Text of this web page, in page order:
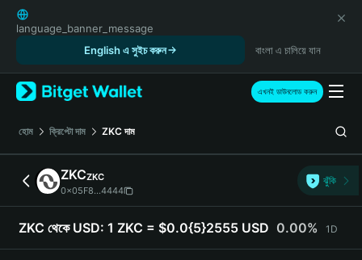
English
日本語
Русский
Español (Latinoamérica)
Türkçe
Italiano
Deutsch
简体中文
繁體中文
Português (Portugal)
language_banner_message
English এ সুইচ করুন
বাংলা এ চালিয়ে যান
এখনই ডাউনলোড করুন
হোম ক্রিপ্টো দাম ZKC দাম
ZKCZKC
0x05F8...4444
ঝুঁকি
ZKC থেকে USD: 1 ZKC = $0.0{5}2555 USD 0.00% 1D